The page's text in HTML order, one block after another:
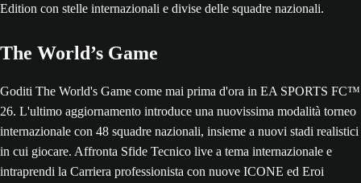
The World’s Game
Goditi The World's Game come mai prima d'ora in EA SPORTS FC™
26. L'ultimo aggiornamento introduce una nuovissima modalità torneo
internazionale con 48 squadre nazionali, insieme a nuovi stadi realistici
in cui giocare. Affronta Sfide Tecnico live a tema internazionale e
intraprendi la Carriera professionista con nuove ICONE ed Eroi